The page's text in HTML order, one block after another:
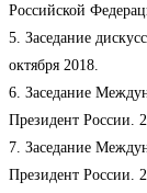
Российской
5. Заседание
октября 2018.
6. Заседание
Президент России.
7. Заседание
Президент России.